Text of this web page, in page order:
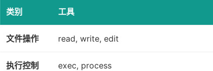
类别 工具
文件操作 read, write, edit
执行控制 exec, process